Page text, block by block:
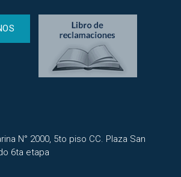
N° 2000, 5to piso CC. Plaza San
6ta etapa